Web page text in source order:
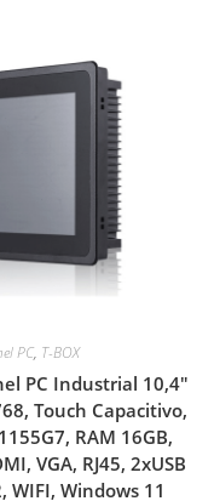
PC, T-BOX
PC Industrial 10,4″
Touch Capacitivo,
RAM 16GB,
VGA, RJ45, 2xUSB
WIFI, Windows 11